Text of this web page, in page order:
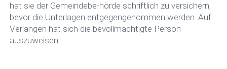
hat sie der Gemeindebe-hörde schriftlich zu versichern,
bevor die Unterlagen entgegengenommen werden. Auf
Verlangen hat sich die bevollmächtigte Person
auszuweisen.